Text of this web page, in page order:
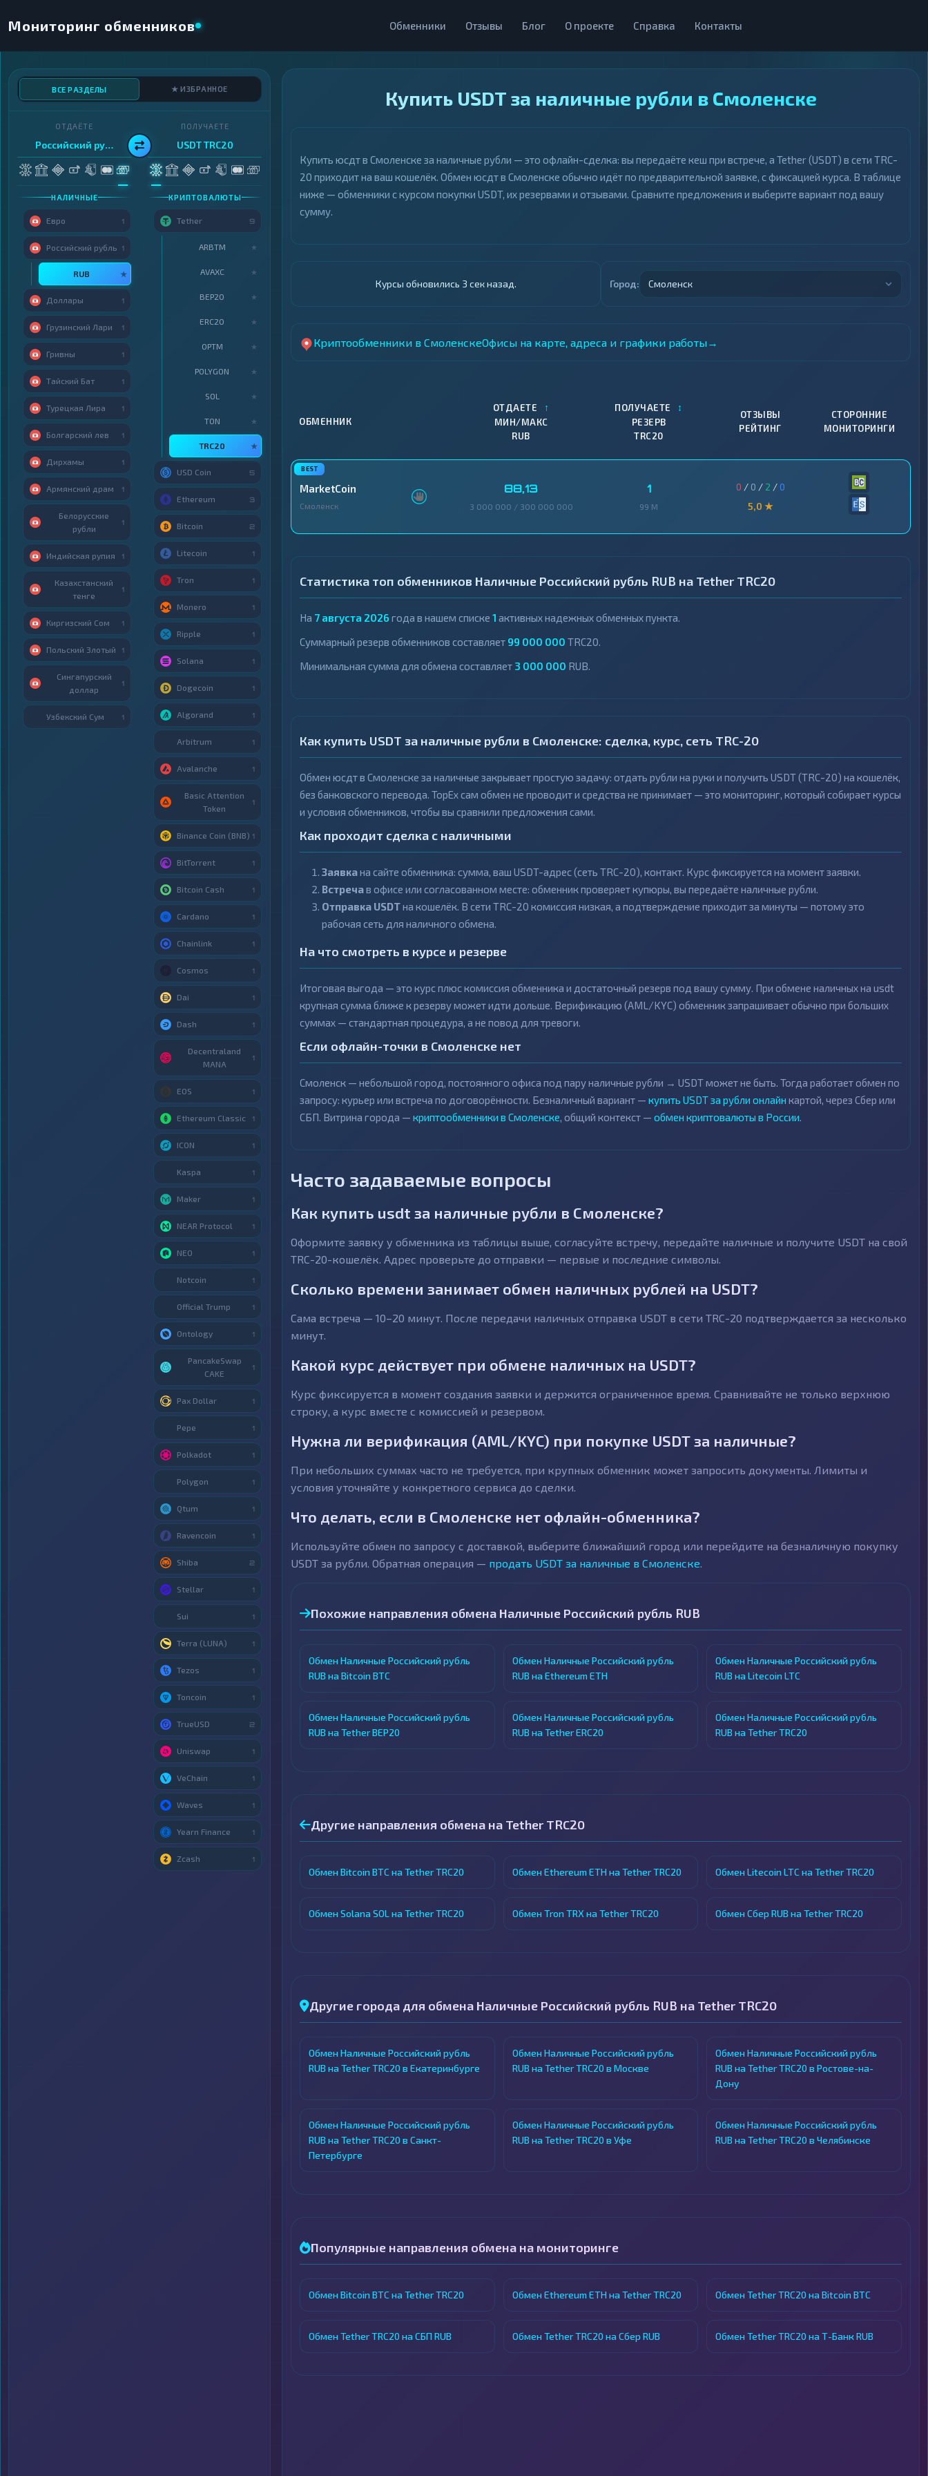
Мониторинг обменников Обменники Отзывы Блог О проекте Справка Контакты
Купить USDT за наличные рубли в Смоленске
Купить юсдт в Смоленске за наличные рубли — это офлайн-сделка: вы передаёте кеш при встрече, а Tether (USDT) в сети TRC-
20 приходит на ваш кошелёк. Обмен юсдт в Смоленске обычно идёт по предварительной заявке, с фиксацией курса. В таблице
ниже — обменники с курсом покупки USDT, их резервами и отзывами. Сравните предложения и выберите вариант под вашу
сумму.
Курсы обновились 4 сек назад. Город: Смоленск
Криптообменники в СмоленскеОфисы на карте, адреса и графики работы →
ОБМЕННИК
ОТДАЕТЕ ↑
МИН/МАКС
RUB
ПОЛУЧАЕТЕ ↕
РЕЗЕРВ
TRC20
ОТЗЫВЫ
РЕЙТИНГ
СТОРОННИЕ
МОНИТОРИНГИ
MarketCoin
Смоленск
88,13
3 000 000 / 300 000 000
1
99 M
0 / 0 / 2 /0
5,0 ★
Статистика топ обменников Наличные Российский рубль RUB на Tether TRC20
На 7 августа 2026 года в нашем списке 1 активных надежных обменных пункта.
Суммарный резерв обменников составляет 99 000 000 TRC20.
Минимальная сумма для обмена составляет 3 000 000 RUB.
Как купить USDT за наличные рубли в Смоленске: сделка, курс, сеть TRC-20
Обмен юсдт в Смоленске за наличные закрывает простую задачу: отдать рубли на руки и получить USDT (TRC-20) на кошелёк,
без банковского перевода. TopEx сам обмен не проводит и средства не принимает — это мониторинг, который собирает курсы
и условия обменников, чтобы вы сравнили предложения сами.
Как проходит сделка с наличными
Заявкана сайте обменника: сумма, ваш USDT-адрес (сеть TRC-20), контакт. Курс фиксируется на момент заявки.
Встречав офисе или согласованном месте: обменник проверяет купюры, вы передаёте наличные рубли.
Отправка USDTна кошелёк. В сети TRC-20 комиссия низкая, а подтверждение приходит за минуты — потому это
рабочая сеть для наличного обмена.
На что смотреть в курсе и резерве
Итоговая выгода — это курс плюс комиссия обменника и достаточный резерв под вашу сумму. При обмене наличных на usdt
крупная сумма ближе к резерву может идти дольше. Верификацию (AML/KYC) обменник запрашивает обычно при больших
суммах — стандартная процедура, а не повод для тревоги.
Если офлайн-точки в Смоленске нет
Смоленск — небольшой город, постоянного офиса под пару наличные рубли → USDT может не быть. Тогда работает обмен по
запросу: курьер или встреча по договорённости. Безналичный вариант — купить USDT за рубли онлайн картой, через Сбер или
СБП. Витрина города — криптообменники в Смоленске, общий контекст — обмен криптовалюты в России.
Часто задаваемые вопросы
Как купить usdt за наличные рубли в Смоленске?
Оформите заявку у обменника из таблицы выше, согласуйте встречу, передайте наличные и получите USDT на свой
TRC-20-кошелёк. Адрес проверьте до отправки — первые и последние символы.
Сколько времени занимает обмен наличных рублей на USDT?
Сама встреча — 10–20 минут. После передачи наличных отправка USDT в сети TRC-20 подтверждается за несколько
минут.
Какой курс действует при обмене наличных на USDT?
Курс фиксируется в момент создания заявки и держится ограниченное время. Сравнивайте не только верхнюю
строку, а курс вместе с комиссией и резервом.
Нужна ли верификация (AML/KYC) при покупке USDT за наличные?
При небольших суммах часто не требуется, при крупных обменник может запросить документы. Лимиты и
условия уточняйте у конкретного сервиса до сделки.
Что делать, если в Смоленске нет офлайн-обменника?
Используйте обмен по запросу с доставкой, выберите ближайший город или перейдите на безналичную покупку
USDT за рубли. Обратная операция — продать USDT за наличные в Смоленске.
Похожие направления обмена Наличные Российский рубль RUB
Обмен Наличные Российский рубль
RUB на Bitcoin BTC
Обмен Наличные Российский рубль
RUB на Ethereum ETH
Обмен Наличные Российский рубль
RUB на Litecoin LTC
Обмен Наличные Российский рубль
RUB на Tether BEP20
Обмен Наличные Российский рубль
RUB на Tether ERC20
Обмен Наличные Российский рубль
RUB на Tether TRC20
Другие направления обмена на Tether TRC20
Обмен Bitcoin BTC на Tether TRC20 Обмен Ethereum ETH на Tether TRC20 Обмен Litecoin LTC на Tether TRC20
Обмен Solana SOL на Tether TRC20 Обмен Tron TRX на Tether TRC20 Обмен Сбер RUB на Tether TRC20
Другие города для обмена Наличные Российский рубль RUB на Tether TRC20
Обмен Наличные Российский рубль
RUB на Tether TRC20 в Екатеринбурге
Обмен Наличные Российский рубль
RUB на Tether TRC20 в Москве
Обмен Наличные Российский рубль
RUB на Tether TRC20 в Ростове-на-
Дону
Обмен Наличные Российский рубль
RUB на Tether TRC20 в Санкт-
Петербурге
Обмен Наличные Российский рубль
RUB на Tether TRC20 в Уфе
Обмен Наличные Российский рубль
RUB на Tether TRC20 в Челябинске
Популярные направления обмена на мониторинге
Обмен Bitcoin BTC на Tether TRC20 Обмен Ethereum ETH на Tether TRC20 Обмен Tether TRC20 на Bitcoin BTC
Обмен Tether TRC20 на СБП RUB Обмен Tether TRC20 на Сбер RUB Обмен Tether TRC20 на Т-Банк RUB
ВСЕ РАЗДЕЛЫ ★ ИЗБРАННОЕ
ОТДАЁТЕ
Российский рубль
НАЛИЧНЫЕ
Евро 1
Российский рубль 1
RUB ★
Доллары 1
Грузинский Лари 1
Гривны 1
Тайский Бат 1
Турецкая Лира 1
Болгарский лев 1
Дирхамы 1
Армянский драм 1
Белорусские
рубли
1
Индийская рупия 1
Казахстанский
тенге
1
Киргизский Сом 1
Польский Злотый 1
Сингапурский
доллар
1
Узбекский Сум 1
ПОЛУЧАЕТЕ
USDT TRC20
КРИПТОВАЛЮТЫ
Tether 9
ARBTM ★
AVAXC ★
BEP20 ★
ERC20 ★
OPTM ★
POLYGON ★
SOL ★
TON ★
TRC20 ★
USD Coin 5
Ethereum 3
Bitcoin 2
Litecoin 1
Tron 1
Monero 1
Ripple 1
Solana 1
Dogecoin 1
Algorand 1
Arbitrum 1
Avalanche 1
Basic Attention
Token
1
Binance Coin (BNB) 1
BitTorrent 1
Bitcoin Cash 1
Cardano 1
Chainlink 1
Cosmos 1
Dai 1
Dash 1
Decentraland
MANA
1
EOS 1
Ethereum Classic 1
ICON 1
Kaspa 1
Maker 1
NEAR Protocol 1
NEO 1
Notcoin 1
Official Trump 1
Ontology 1
PancakeSwap
CAKE
1
Pax Dollar 1
Pepe 1
Polkadot 1
Polygon 1
Qtum 1
Ravencoin 1
Shiba 2
Stellar 1
Sui 1
Terra (LUNA) 1
Tezos 1
Toncoin 1
TrueUSD 2
Uniswap 1
VeChain 1
Waves 1
Yearn Finance 1
Zcash 1